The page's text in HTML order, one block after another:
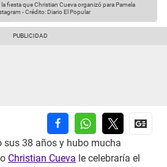
fiesta que Christian Cueva organizó para Pamela
-Crédito: Diario El Popular
sus 38 años y hubo mucha
Christian Cueva le celebraría el